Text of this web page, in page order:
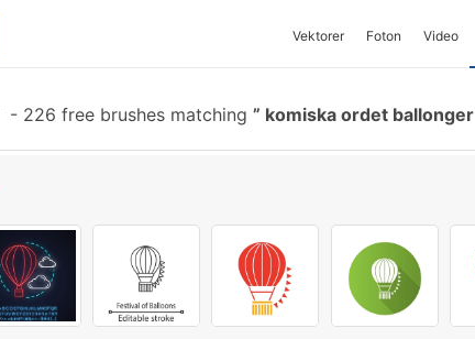
Vektorer Foton Video
- 226 free brushes matching komiska ordet ballonger